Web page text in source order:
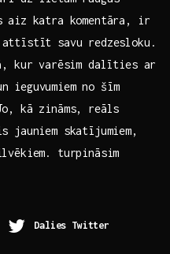
aiz katra komentāra, ir
savu redzesloku.
kur varēsim dalīties ar
ieguvumiem ‌no šīm⁣
kā zināms, reāls
skatījumiem,
turpināsim
Dalies Twitter